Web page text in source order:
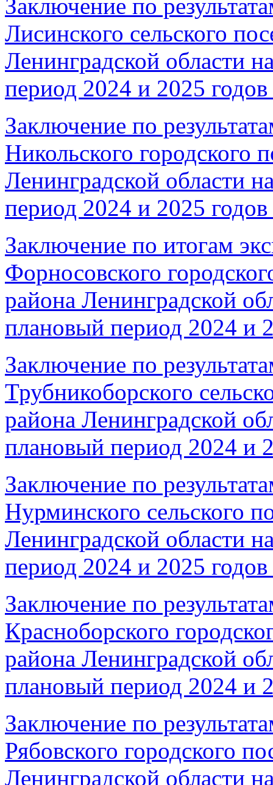
Заключение по
Лисинского сельского
Ленинградской области
период 2024 и 2025
Заключение по
Никольского городского
Ленинградской области
период 2024 и 2025
Заключение по итогам
Форносовского
района Ленинградской
плановый период 2024 и
Заключение по
Трубникоборского
района Ленинградской
плановый период 2024 и
Заключение по
Нурминского сельского
Ленинградской области
период 2024 и 2025
Заключение по
Красноборского
района Ленинградской
плановый период 2024 и
Заключение по
Рябовского городского
Ленинградской области